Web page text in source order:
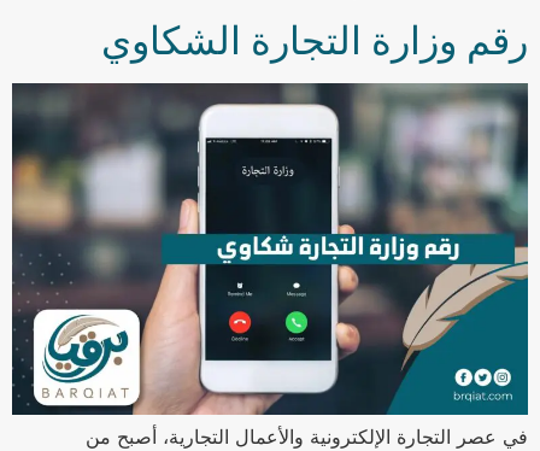
رقم وزارة التجارة الشكاوي
في عصر التجارة الإلكترونية والأعمال التجارية، أصبح من